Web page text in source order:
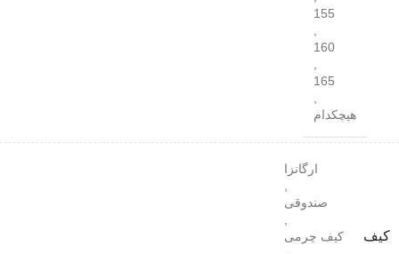
155
160
165
هیچکدام
کیف
ارگانزا
صندوقی
کیف چرمی